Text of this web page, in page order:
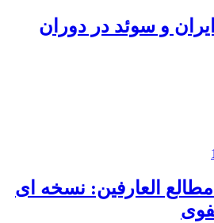
و سوئد در دوران
العارفین: نسخه ای